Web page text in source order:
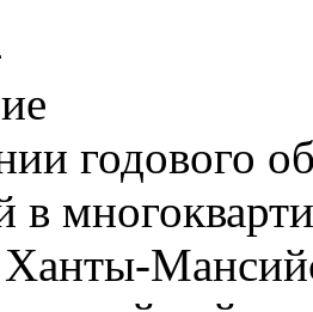
годового
в
Ханты-